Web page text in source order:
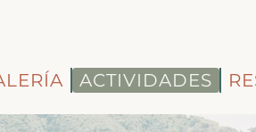
ACTIVIDADES